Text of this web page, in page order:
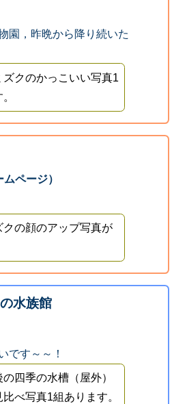
園，昨晩から降り続いた
クのかっこいい写真1
ページ）
の顔のアップ写真が
水族館
です～～！
四季の水槽（屋外）
べ写真1組あります。